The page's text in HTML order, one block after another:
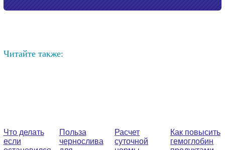
Читайте также:
Что делать
если
Польза
чернослива
Расчет
суточной
Как повысить
гемоглобин